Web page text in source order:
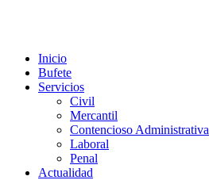
Inicio
Bufete
Servicios
Civil
Mercantil
Contencioso Administrativa
Laboral
Penal
Actualidad